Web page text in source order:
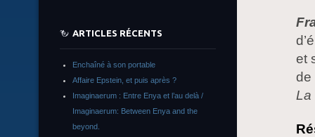
et
de
La
ARTICLES RÉCENTS
Enchaîné à son portable
Affaire Epstein, et puis après ?
Imaginaerum : Entre Enya et l’au delà /
Imaginaerum: Between Enya and the
beyond.